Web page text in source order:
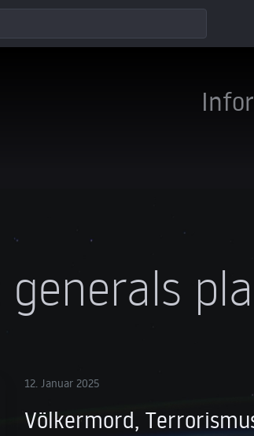
generals
12. Januar 2025
Völkermord,